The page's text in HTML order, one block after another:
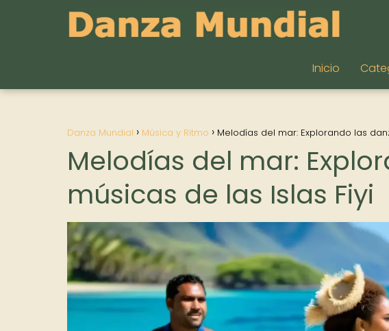
Inicio
Danza Mundial Música y Ritmo Melodías del mar: Explorando las
Melodías del mar:
músicas de las Islas Fiyi